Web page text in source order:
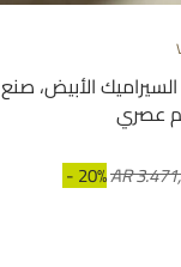
الأبيض، صنع
عصري
- 20%AR